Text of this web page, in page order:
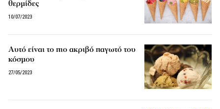
θερμίδες
10/07/2023
Αυτό είναι το πιο ακριβό παγωτό του
κόσμου
27/05/2023